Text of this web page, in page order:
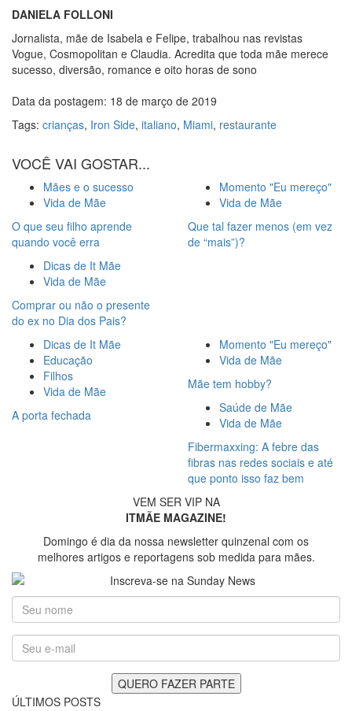
DANIELA FOLLONI
Jornalista, mãe de Isabela e Felipe, trabalhou nas revistas
Vogue, Cosmopolitan e Claudia. Acredita que toda mãe merece
sucesso, diversão, romance e oito horas de sono
Data da postagem: 18 de março de 2019
Tags: crianças, Iron Side, italiano, Miami, restaurante
VOCÊ VAI GOSTAR...
Mães e o sucesso
Vida de Mãe
O que seu filho aprende
quando você erra
Momento "Eu mereço"
Vida de Mãe
Que tal fazer menos (em vez
de “mais”)?
Dicas de It Mãe
Vida de Mãe
Comprar ou não o presente
do ex no Dia dos Pais?
Dicas de It Mãe
Educação
Filhos
Vida de Mãe
A porta fechada
Momento "Eu mereço"
Vida de Mãe
Mãe tem hobby?
Saúde de Mãe
Vida de Mãe
Fibermaxxing: A febre das
fibras nas redes sociais e até
que ponto isso faz bem
VEM SER VIP NA
ITMÃE MAGAZINE!
Domingo é dia da nossa newsletter quinzenal com os
melhores artigos e reportagens sob medida para mães.
ÚLTIMOS POSTS